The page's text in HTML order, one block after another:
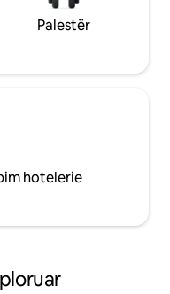
Palestër
hotelerie